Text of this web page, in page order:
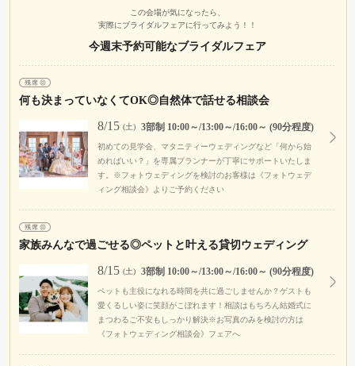
この会場が気になったら、
実際にブライダルフェアに行ってみよう！！
今週末予約可能なブライダルフェア
何も決まっていなくてOK◎自然体で話せる相談会
8/15 (土) 3部制 10:00～/13:00～/16:00～ (90分程度)
初めての見学会、マタニティーウェディングなど「何から始
めればいい？」を専属プランナーが丁寧にサポートいたしま
す。※フォトウェディングを検討のお客様は《フォトウェデ
ィング相談会》よりご予約ください
家族みんなで過ごせる◎ペットと叶える貸切ウェディング
8/15 (土) 3部制 10:00～/13:00～/16:00～ (90分程度)
ペットも主役になれる時間を共に過ごしませんか？ゲストも
愛くるしい姿に笑顔がこぼれます！相談はもちろん結婚式に
まつわるご不安もしっかり解決※お写真のみを検討の方は
《フォトウェディング相談会》フェアへ